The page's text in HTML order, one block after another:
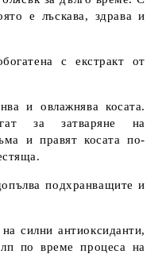
е лъскава, здрава и
с екстракт от
и овлажнява косата.
за затваряне на
и правят косата по-
подхранващите и
силни антиоксиданти,
по време процеса на